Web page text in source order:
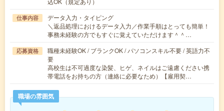
仕事内容
データ入力・タイピング
＼返品処理におけるデータ入力／作業手順はとっても簡単！
事務未経験の方でもすぐに覚えていただけます＾＾…
応募資格
職種未経験OK / ブランクOK / パソコンスキル不要 / 英語力不
要
高校生は不可過度な染髪、ヒゲ、ネイルはご遠慮ください携
帯電話をお持ちの方（連絡に必要なため）【雇用契…
職場の雰囲気